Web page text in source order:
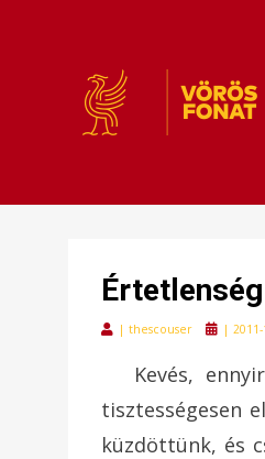
| thescouser
Posted
| 2011-
Kevés,
tisztességesen
küzdöttünk, és